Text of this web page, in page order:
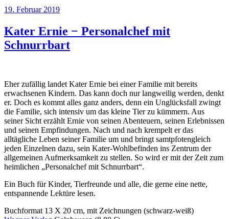
Veröffentlicht
19. Februar 2019
Kater Ernie − Personalchef mit
Schnurrbart
Eher zufällig landet Kater Ernie bei einer Familie mit bereits
erwachsenen Kindern. Das kann doch nur langweilig werden, denkt
er. Doch es kommt alles ganz anders, denn ein Unglücksfall zwingt
die Familie, sich intensiv um das kleine Tier zu kümmern. Aus
seiner Sicht erzählt Ernie von seinen Abenteuern, seinen Erlebnissen
und seinen Empfindungen. Nach und nach krempelt er das
alltägliche Leben seiner Familie um und bringt samtpfotengleich
jeden Einzelnen dazu, sein Kater-Wohlbefinden ins Zentrum der
allgemeinen Aufmerksamkeit zu stellen. So wird er mit der Zeit zum
heimlichen „Personalchef mit Schnurrbart“.
Ein Buch für Kinder, Tierfreunde und alle, die gerne eine nette,
entspannende Lektüre lesen.
Buchformat 13 X 20 cm, mit Zeichnungen (schwarz-weiß)